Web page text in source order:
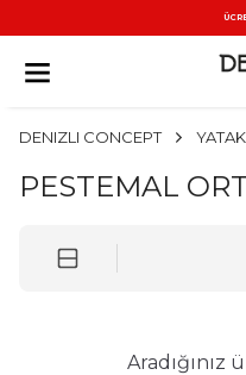
DENIZLI CONCEPT
PESTEMAL
Aradığınız